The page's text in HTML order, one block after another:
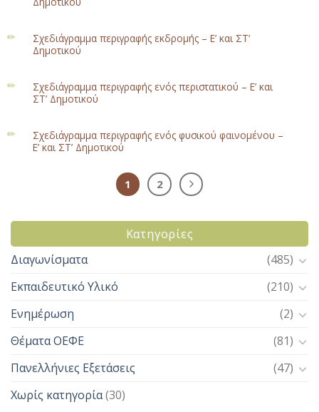
Σχεδιάγραμμα περιγραφής εκδρομής – Ε’ και ΣΤ’
Δημοτικού
Σχεδιάγραμμα περιγραφής ενός περιστατικού – Ε’ και
ΣΤ’ Δημοτικού
Σχεδιάγραμμα περιγραφής ενός φυσικού φαινομένου –
Ε’ και ΣΤ’ Δημοτικού
1 2
Kατηγορίες
Διαγωνίσματα
(485)
Εκπαιδευτικό Υλικό
(210)
Ενημέρωση
(2)
Θέματα ΟΕΦΕ
(81)
Πανελλήνιες Εξετάσεις
(47)
Χωρίς κατηγορία(30)